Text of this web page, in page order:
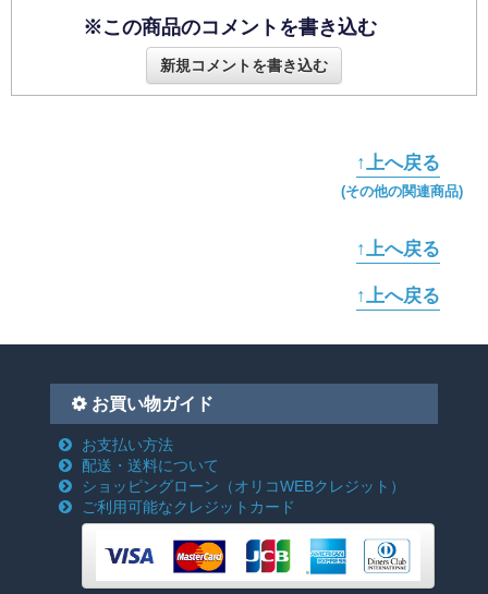
※この商品のコメントを書き込む
新規コメントを書き込む
↑上へ戻る
(その他の関連商品)
↑上へ戻る
↑上へ戻る
お買い物ガイド
お支払い方法
配送・送料について
ショッピングローン （オリコWEBクレジット）
ご利用可能なクレジットカード